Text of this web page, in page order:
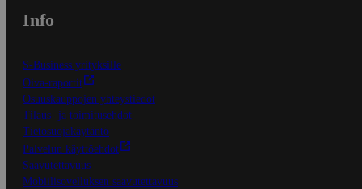
Info
S-Business yrityksille
Oiva-raportit
Osuuskauppojen yhteystiedot
Tilaus- ja toimitusehdot
Tietosuojakäytäntö
Palvelun käyttöehdot
Saavutettavuus
Mobiilisovelluksen saavutettavuus